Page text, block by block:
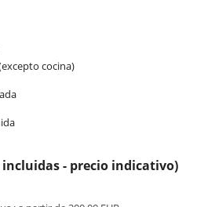
bed 90 cm configurable as a double
bed 90 cm configurable as a double
This bedroom includes also TV,
the mountain style thanks to
contemporary architecture. The
cocina)
- precio indicativo)